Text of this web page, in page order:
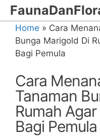
Skip
to
content
Home » Cara
Bunga Marigold Di
Bagi Pemula
Cara
Tanaman
Rumah
Bagi Pemula